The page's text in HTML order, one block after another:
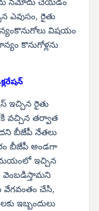
నమోదు చేయడం
ఎవుసం, రైతు
విషయం
కొనుగోళ్లను
ఇచ్చిన రైతు
వచ్చిన తర్వాత
బీజేపీ నేతలు
బీజేపీ అండగా
ఇచ్చిన
వెంబడిస్తామని
వేగవంతం చేసి,
ఇబ్బందులు